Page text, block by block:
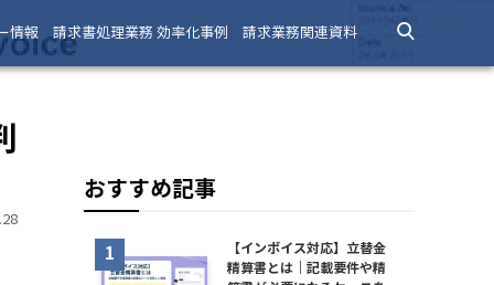
情報 請求書処理業務 効率化事例 請求業務関連資料
おすすめ記事
【インボイス対応】立替金
精算書とは｜記載要件や精